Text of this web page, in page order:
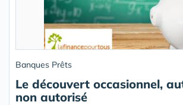
Banques Prêts
Le découvert occasionnel,
non autorisé